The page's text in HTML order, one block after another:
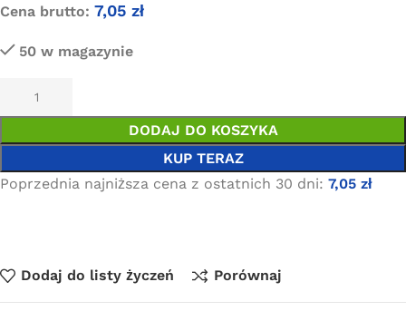
Cena brutto: 7,05 zł
50 w magazynie
DODAJ DO KOSZYKA
KUP TERAZ
Poprzednia najniższa cena z ostatnich 30 dni: 7,05 zł
Dodaj do listy życzeń Porównaj